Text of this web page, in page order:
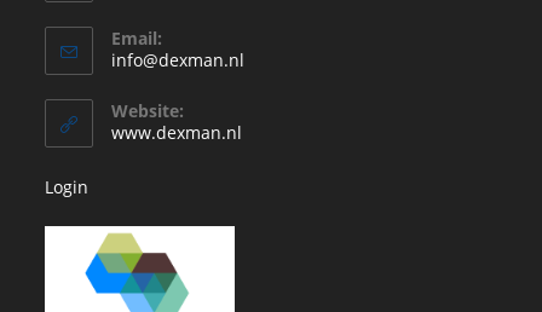
in
je
toepassing
Email:
info@dexman.nl
Website:
www.dexman.nl
Login